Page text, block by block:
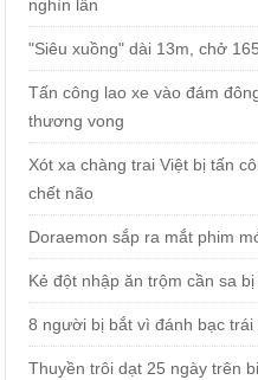
nghìn lần
"Siêu xuồng" dài 13m, chở
Tấn công lao xe vào đám
thương vong
Xót xa chàng trai Việt bị tấn
chết não
Doraemon sắp ra mắt phim
Kẻ đột nhập ăn trộm cần sa
8 người bị bắt vì đánh bạc
Thuyền trôi dạt 25 ngày trên